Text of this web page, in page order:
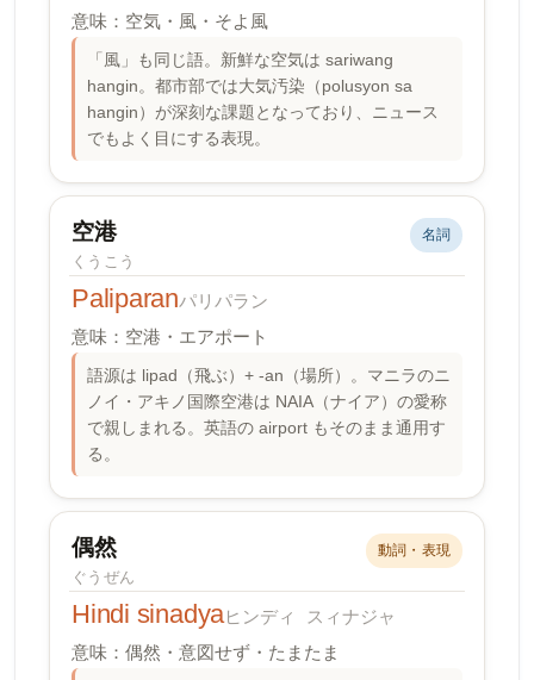
意味：空気・風・そよ風
「風」も同じ語。新鮮な空気は sariwang
hangin。都市部では大気汚染（polusyon sa
hangin）が深刻な課題となっており、ニュース
でもよく目にする表現。
空港
くうこう
名詞
Paliparanパリパラン
意味：空港・エアポート
語源は lipad（飛ぶ）+ -an（場所）。マニラのニ
ノイ・アキノ国際空港は NAIA（ナイア）の愛称
で親しまれる。英語の airport もそのまま通用す
る。
偶然
ぐうぜん
動詞・表現
Hindi sinadyaヒンディ スィナジャ
意味：偶然・意図せず・たまたま